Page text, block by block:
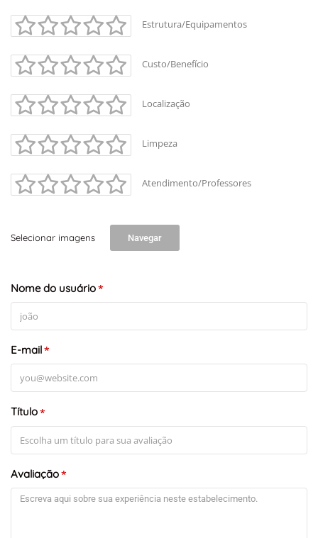
+-
Leaflet
Estrutura/Equipamentos
Custo/Benefício
Localização
Limpeza
Atendimento/Professores
Selecionar imagens Navegar
Nome do usuário*
E-mail*
Título*
Avaliação*